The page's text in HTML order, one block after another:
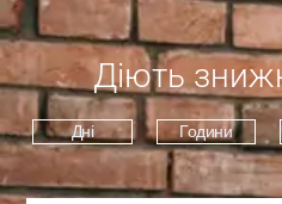
Діють
Дні Години